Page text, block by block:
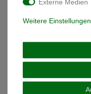
Material: Sterling-Silber 925
Kettenlänge: 45 cm
minimale Kettenlänge: 42
Wert verkleinert werden )
Steine: Zirkonia
Externe Medien
Weitere Einstellungen